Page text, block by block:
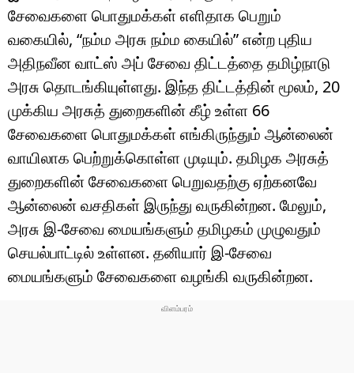
சேவைகளை பொதுமக்கள் எளிதாக பெறும்
வகையில், “நம்ம அரசு நம்ம கையில்” என்ற புதிய
அதிநவீன வாட்ஸ் அப் சேவை திட்டத்தை தமிழ்நாடு
அரசு தொடங்கியுள்ளது. இந்த திட்டத்தின் மூலம், 20
முக்கிய அரசுத் துறைகளின் கீழ் உள்ள 66
சேவைகளை பொதுமக்கள் எங்கிருந்தும் ஆன்லைன்
வாயிலாக பெற்றுக்கொள்ள முடியும். தமிழக அரசுத்
துறைகளின் சேவைகளை பெறுவதற்கு ஏற்கனவே
ஆன்லைன் வசதிகள் இருந்து வருகின்றன. மேலும்,
அரசு இ-சேவை மையங்களும் தமிழகம் முழுவதும்
செயல்பாட்டில் உள்ளன. தனியார் இ-சேவை
மையங்களும் சேவைகளை வழங்கி வருகின்றன.